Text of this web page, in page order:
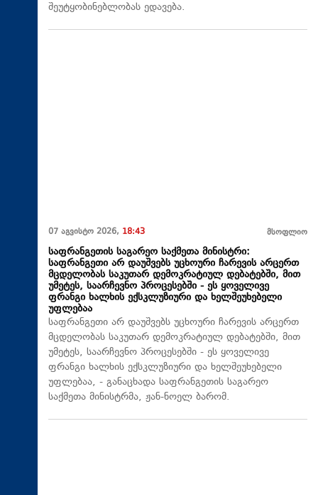
შეუტყობინებლობას ედავება.
07 აგვისტო 2026, 18:43 მსოფლიო
საფრანგეთის საგარეო საქმეთა მინისტრი:
საფრანგეთი არ დაუშვებს უცხოური ჩარევის არცერთ
მცდელობას საკუთარ დემოკრატიულ დებატებში, მით
უმეტეს, საარჩევნო პროცესებში - ეს ყოველივე
ფრანგი ხალხის ექსკლუზიური და ხელშეუხებელი
უფლებაა
საფრანგეთი არ დაუშვებს უცხოური ჩარევის არცერთ
მცდელობას საკუთარ დემოკრატიულ დებატებში, მით
უმეტეს, საარჩევნო პროცესებში - ეს ყოველივე
ფრანგი ხალხის ექსკლუზიური და ხელშეუხებელი
უფლებაა, - განაცხადა საფრანგეთის საგარეო
საქმეთა მინისტრმა, ჟან-ნოელ ბარომ.